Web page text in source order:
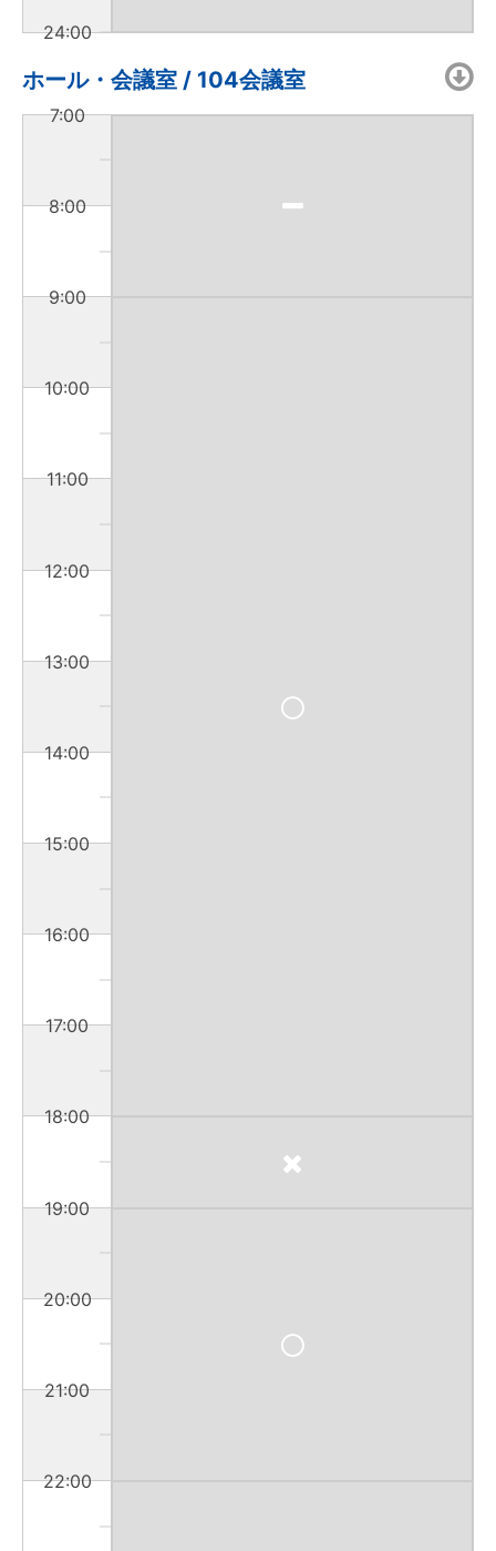
24:00
ホール・会議室 / 104会議室
7:00
8:00
9:00
10:00
11:00
12:00
13:00
14:00
15:00
16:00
17:00
18:00
19:00
20:00
21:00
22:00